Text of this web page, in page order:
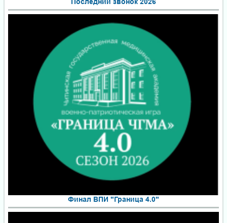
Финал ВПИ "Граница 4.0"